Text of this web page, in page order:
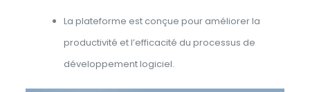
La plateforme est conçue pour améliorer la
productivité et l’efficacité du processus de
développement logiciel.